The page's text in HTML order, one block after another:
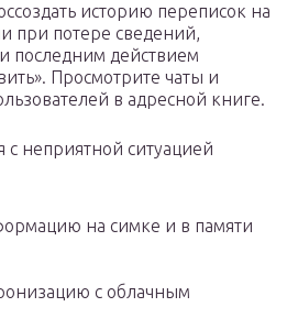
историю переписок на
при потере сведений,
последним действием
Просмотрите чаты и
в адресной книге.
с неприятной ситуацией
на симке и в памяти
с облачным